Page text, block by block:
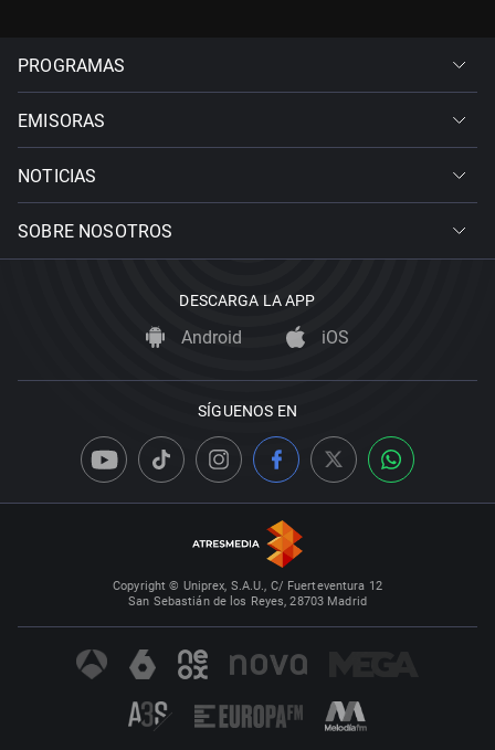
PROGRAMAS
EMISORAS
NOTICIAS
SOBRE NOSOTROS
DESCARGA LA APP
Android iOS
SÍGUENOS EN
Copyright © Uniprex, S.A.U., C/ Fuerteventura 12
San Sebastián de los Reyes, 28703 Madrid